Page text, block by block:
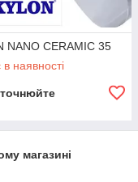
NANO CERAMIC 35
наявності
магазині